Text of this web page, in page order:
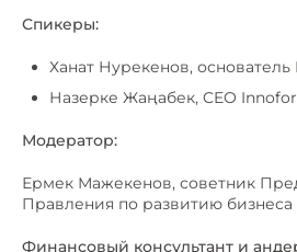
Спикеры:
Ханат Нурекенов, основатель
Назерке Жаңабек, CEO
Модератор:
Ермек Мажекенов, советник
Правления по развитию бизнеса
Финансовый консультант и